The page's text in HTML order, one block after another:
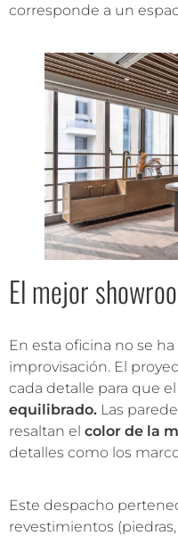
corresponde a un
El mejor
En esta oficina no se
improvisación. El
cada detalle para que
equilibrado. Las
resaltan el color de la
detalles como los
Este despacho
revestimientos